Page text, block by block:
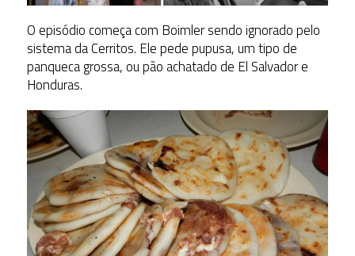
O episódio começa com Boimler sendo ignorado pelo
sistema da Cerritos. Ele pede pupusa, um tipo de
panqueca grossa, ou pão achatado de El Salvador e
Honduras.